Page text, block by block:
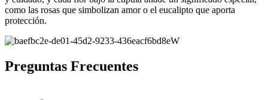
como las rosas que simbolizan amor o el eucalipto que aporta
protección.
Preguntas Frecuentes